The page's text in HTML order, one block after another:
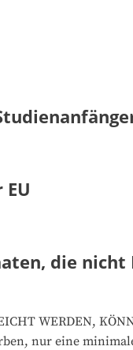
die nicht
WERDEN,
nur eine